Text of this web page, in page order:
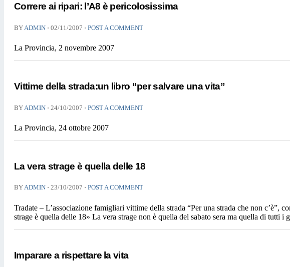
Correre ai ripari: l’A8 è pericolosissima
BY ADMIN ⋅ 02/11/2007 ⋅ POST A COMMENT
La Provincia, 2 novembre 2007
Vittime della strada:un libro “per salvare una vita”
BY ADMIN ⋅ 24/10/2007 ⋅ POST A COMMENT
La Provincia, 24 ottobre 2007
La vera strage è quella delle 18
BYADMIN ⋅ 23/10/2007 ⋅ POST A COMMENT
Tradate – L’associazione famigliari vittime della strada “Per una strada che non
strage è quella delle 18» La vera strage non è quella del sabato sera ma quella di tutti
Imparare a rispettare la vita